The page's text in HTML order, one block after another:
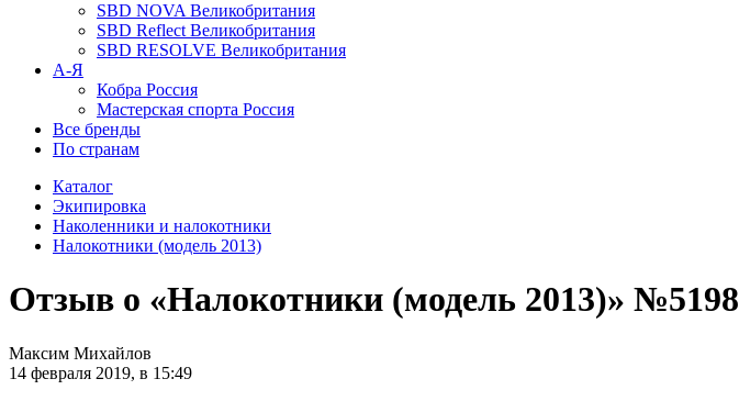
SBD NOVA Великобритания
SBD Reflect Великобритания
SBD RESOLVE Великобритания
А-Я
Кобра Россия
Мастерская спорта Россия
Все бренды
По странам
Каталог
Экипировка
Наколенники и налокотники
Налокотники (модель 2013)
Отзыв о «Налокотники (модель 2013)» №5198
Максим Михайлов
14 февраля 2019, в 15:49